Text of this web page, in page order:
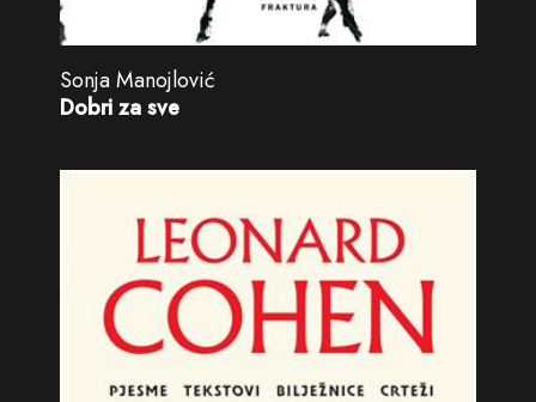
Sonja Manojlović
Dobri za sve